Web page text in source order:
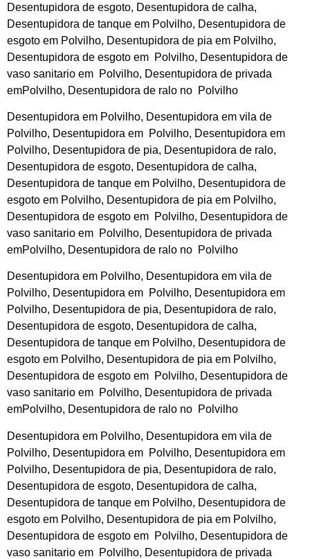
Desentupidora de esgoto, Desentupidora de calha,
Desentupidora de tanque em Polvilho, Desentupidora de
esgoto em Polvilho, Desentupidora de pia em Polvilho,
Desentupidora de esgoto em Polvilho, Desentupidora de
vaso sanitario em Polvilho, Desentupidora de privada
emPolvilho, Desentupidora de ralo no Polvilho
Desentupidora em Polvilho, Desentupidora em vila de
Polvilho, Desentupidora em Polvilho, Desentupidora em
Polvilho, Desentupidora de pia, Desentupidora de ralo,
Desentupidora de esgoto, Desentupidora de calha,
Desentupidora de tanque em Polvilho, Desentupidora de
esgoto em Polvilho, Desentupidora de pia em Polvilho,
Desentupidora de esgoto em Polvilho, Desentupidora de
vaso sanitario em Polvilho, Desentupidora de privada
emPolvilho, Desentupidora de ralo no Polvilho
Desentupidora em Polvilho, Desentupidora em vila de
Polvilho, Desentupidora em Polvilho, Desentupidora em
Polvilho, Desentupidora de pia, Desentupidora de ralo,
Desentupidora de esgoto, Desentupidora de calha,
Desentupidora de tanque em Polvilho, Desentupidora de
esgoto em Polvilho, Desentupidora de pia em Polvilho,
Desentupidora de esgoto em Polvilho, Desentupidora de
vaso sanitario em Polvilho, Desentupidora de privada
emPolvilho, Desentupidora de ralo no Polvilho
Desentupidora em Polvilho, Desentupidora em vila de
Polvilho, Desentupidora em Polvilho, Desentupidora em
Polvilho, Desentupidora de pia, Desentupidora de ralo,
Desentupidora de esgoto, Desentupidora de calha,
Desentupidora de tanque em Polvilho, Desentupidora de
esgoto em Polvilho, Desentupidora de pia em Polvilho,
Desentupidora de esgoto em Polvilho, Desentupidora de
vaso sanitario em Polvilho, Desentupidora de privada